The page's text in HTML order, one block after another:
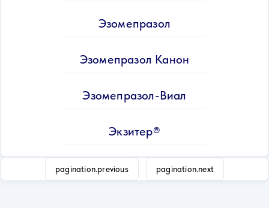
Эзомепразол
Эзомепразол Канон
Эзомепразол-Виал
Экзитер®
pagination.previous pagination.next